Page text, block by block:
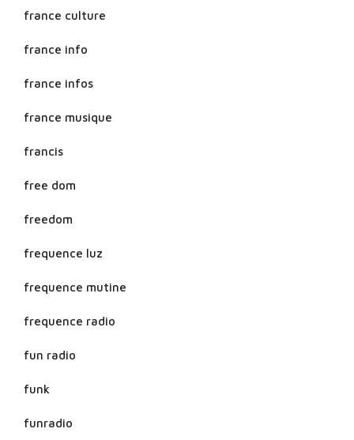
france culture
france info
france infos
france musique
francis
free dom
freedom
frequence luz
frequence mutine
frequence radio
fun radio
funk
funradio